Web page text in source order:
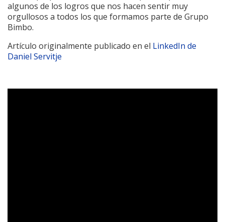
algunos de los logros que nos hacen sentir muy
orgullosos a todos los que formamos parte de Grupo
Bimbo.
Artículo originalmente publicado en el LinkedIn de
Daniel Servitje